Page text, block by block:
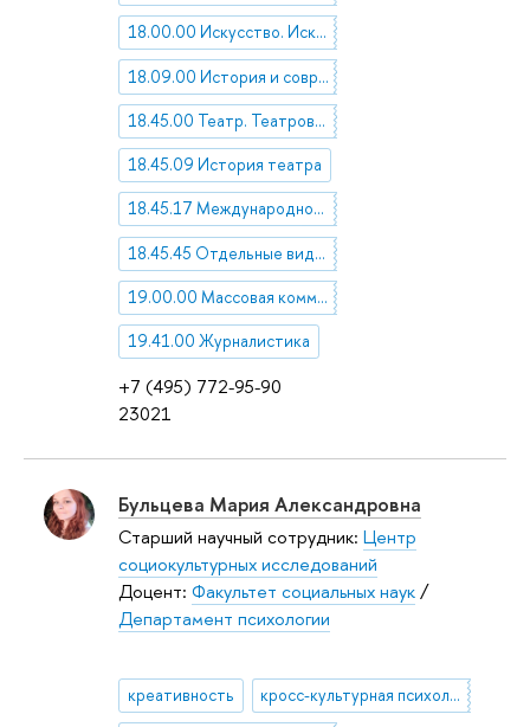
+7 (495) 772-95-90
23021
18.00.00 Искусство. Искусствоведение
18.09.00 История и современное состояние искусства, искусствоведения и художественной критики
18.45.00 Театр. Театроведение
18.45.09 История театра
18.45.17 Международное сотрудничество в области театра
18.45.45 Отдельные виды театра
19.00.00 Массовая коммуникация. Журналистика. Средства массовой информации
19.41.00 Журналистика
Бульцева Мария Александровна
Старший научный сотрудник: Центр
социокультурных исследований
Доцент: Факультет социальных наук/
Департамент психологии
креативность кросс-культурная психология